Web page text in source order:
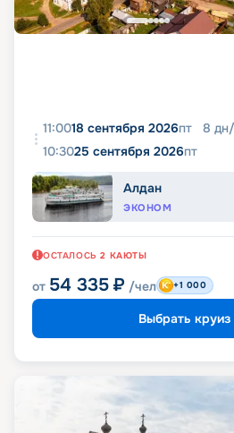
11:0018 сентября 2026пт 8 дн/
10:3025 сентября 2026пт
Алдан
ЭКОНОМ
ОСТАЛОСЬ 2 КАЮТЫ
от 54 335 ₽ /чел +1 000
Выбрать круиз